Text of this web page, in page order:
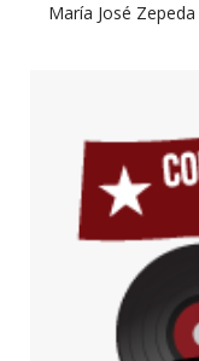
María José Zepeda